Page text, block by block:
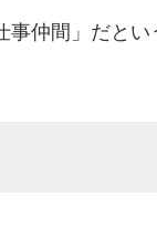
仲間」だとい